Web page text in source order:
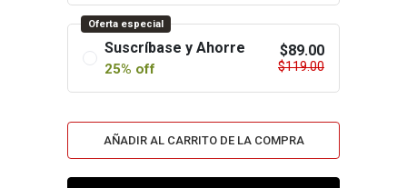
Oferta especial
Suscríbase y Ahorre
25% off
$89.00
$119.00
AÑADIR AL CARRITO DE LA COMPRA